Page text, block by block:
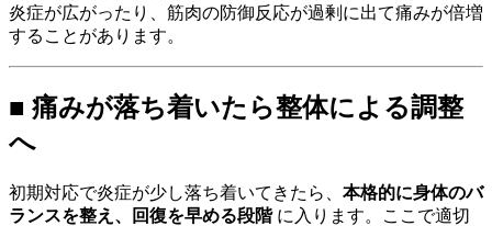
炎症が広がったり、筋肉の防御反応が過剰に出て痛みが倍増
することがあります。
■ 痛みが落ち着いたら整体による調整
へ
初期対応で炎症が少し落ち着いてきたら、 本格的に身体のバ
ランスを整え、回復を早める段階に入ります。ここで適切